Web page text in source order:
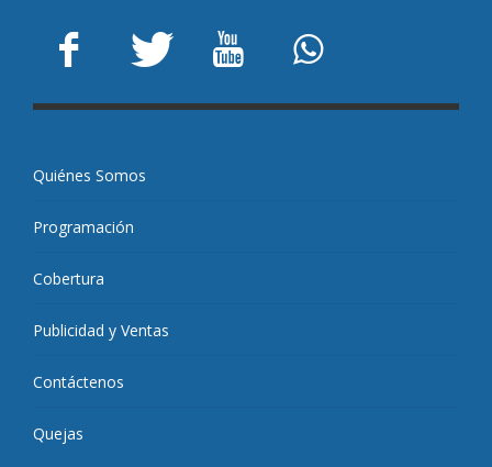
Quiénes Somos
Programación
Cobertura
Publicidad y Ventas
Contáctenos
Quejas